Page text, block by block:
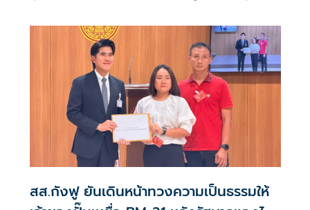
ปัจจุบันสร้างพื้นที่ปลอดภัยแล้ว 76.73%
สส.กังฟู ยันเดินหน้าทวงความเป็นธรรมให้